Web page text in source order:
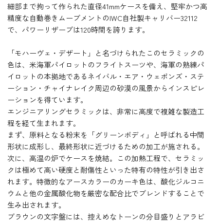
細部まで拘って作られた直径41mmケースを備え、堅牢かつ高
精度な自動巻きムーブメントのIWC自社製キャリバー32112
で、パワーリザーブは120時間を誇ります。
「モハーヴェ・デザート」と名づけられたこのセラミックの
色は、米海軍パイロットのフライトスーツや、海軍の熟練パ
イロットの本拠地であるネイバル・エア・ウェポンズ・ステ
ーション・チャイナレイク周辺の砂漠の風景からインスピレ
ーションを得ています。
エンジニアリングセラミックは、非常に高度で複雑な製造工
程を経て生まれます。
まず、原料となる粉末を「グリーンボディ」と呼ばれる中間
形状に成形し、最終形状に近づけるための加工が施される。
次に、高温の炉でケースを焼結。この加熱工程で、セラミッ
クは極めて高い硬度と耐傷性といった特有の特性が引き出さ
れます。特徴的なアースカラーのカーキ色は、酸化ジルコニ
ウムと他の金属酸化物を厳密な配合比でブレンドすることで
生み出されます。
ブラウンの文字盤には、控えめなトーンの分目盛りとアラビ